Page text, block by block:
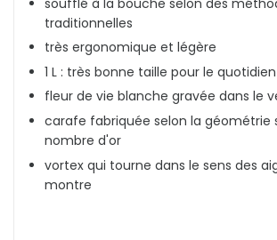
traditionnelles
très ergonomique et légère
1 L : très bonne taille pour le
fleur de vie blanche gravée dans le
carafe fabriquée selon la géométrie
nombre d'or
vortex qui tourne dans le sens des
montre